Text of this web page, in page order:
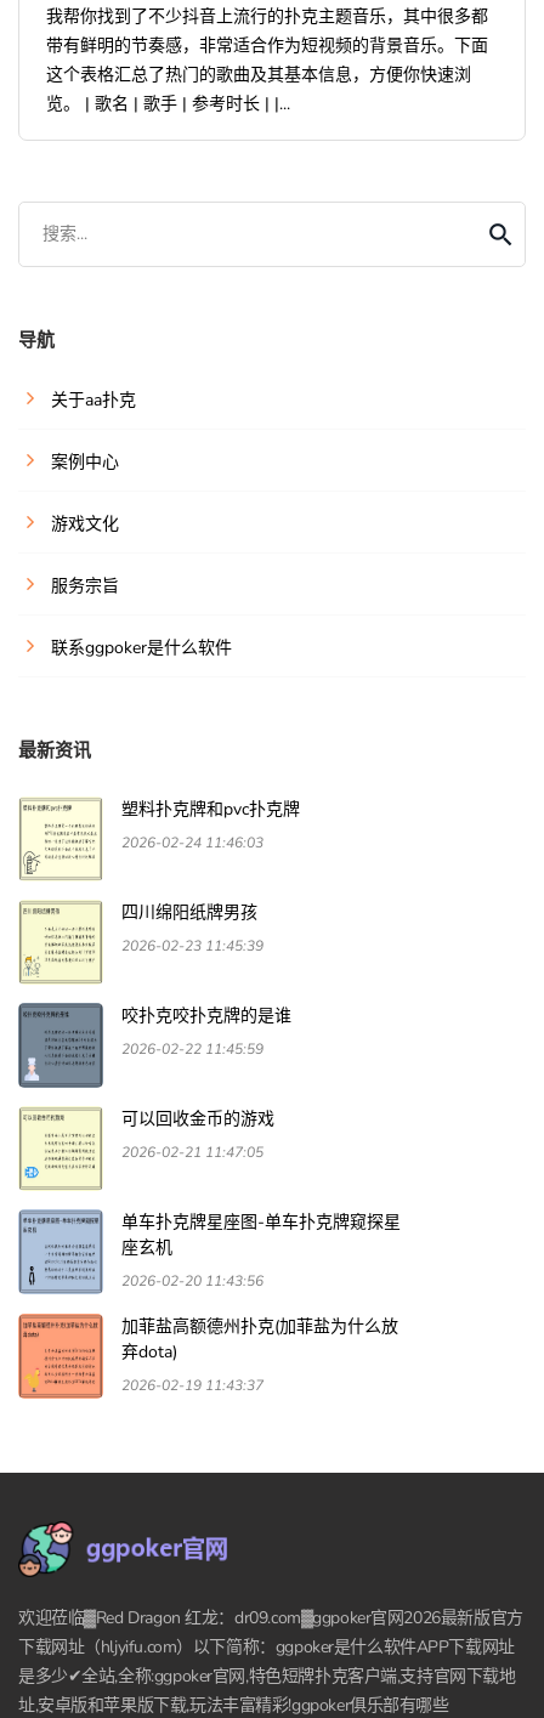
我帮你找到了不少抖音上流行的扑克主题音乐，其中很多都
带有鲜明的节奏感，非常适合作为短视频的背景音乐。下面
这个表格汇总了热门的歌曲及其基本信息，方便你快速浏
览。 | 歌名 | 歌手 | 参考时长 | |...
搜索...
导航
关于aa扑克
案例中心
游戏文化
服务宗旨
联系ggpoker是什么软件
最新资讯
塑料扑克牌和pvc扑克牌
2026-02-24 11:46:03
四川绵阳纸牌男孩
2026-02-23 11:45:39
咬扑克咬扑克牌的是谁
2026-02-22 11:45:59
可以回收金币的游戏
2026-02-21 11:47:05
单车扑克牌星座图-单车扑克牌窥探星
座玄机
2026-02-20 11:43:56
加菲盐高额德州扑克(加菲盐为什么放
弃dota)
2026-02-19 11:43:37
欢迎莅临▓Red Dragon 红龙：dr09.com▓ggpoker官网2026最新版官方
下载网址（hljyifu.com）以下简称：ggpoker是什么软件APP下载网址
是多少✔全站,全称:ggpoker官网,特色短牌扑克客户端,支持官网下载地
址,安卓版和苹果版下载,玩法丰富精彩!ggpoker俱乐部有哪些